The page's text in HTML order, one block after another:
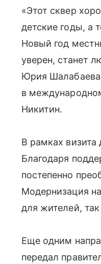
«Этот сквер
детские годы, а
Новый год
уверен, станет
Юрия Шалабаева
в
Никитин.
В рамках
Благодаря
постепенно
Модернизация
для жителей,
Еще одним
передал